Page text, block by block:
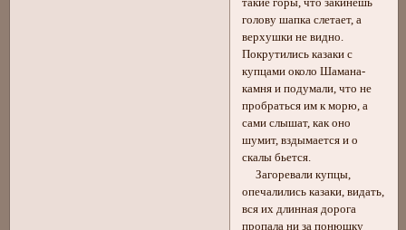
такие горы, что закинешь
голову шапка слетает, а
верхушки не видно.
Покрутились казаки с
купцами около Шамана-
камня и подумали, что не
пробраться им к морю, а
сами слышат, как оно
шумит, вздымается и о
скалы бьется.
Загоревали купцы,
опечалились казаки, видать,
вся их длинная дорога
пропала ни за понюшку